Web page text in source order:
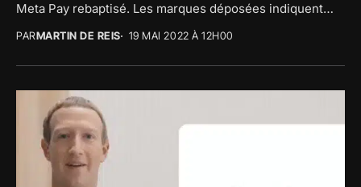
Meta Pay rebaptisé. Les marques déposées indiquent
PARMARTIN DE REIS 19 MAI 2022 À 12H00